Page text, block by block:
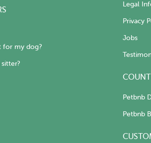
for my dog?
Legal
Privacy
Jobs
Petbnb
Petbnb